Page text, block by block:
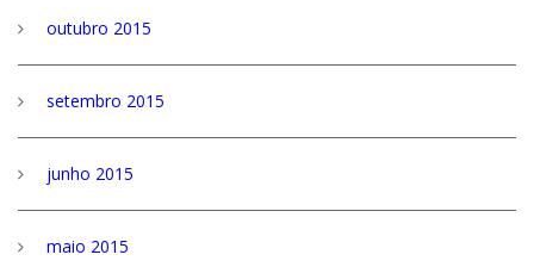
outubro 2015
setembro 2015
junho 2015
maio 2015